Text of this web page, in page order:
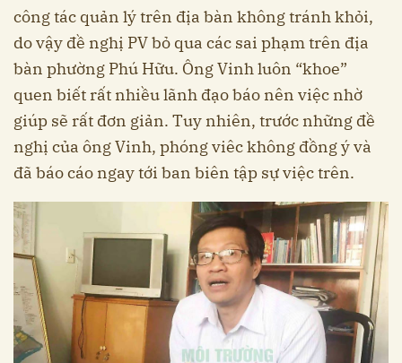
công tác quản lý trên địa bàn không tránh khỏi,
do vậy đề nghị PV bỏ qua các sai phạm trên địa
bàn phường Phú Hữu. Ông Vinh luôn “khoe”
quen biết rất nhiều lãnh đạo báo nên việc nhờ
giúp sẽ rất đơn giản. Tuy nhiên, trước những đề
nghị của ông Vinh, phóng viêc không đồng ý và
đã báo cáo ngay tới ban biên tập sự việc trên.